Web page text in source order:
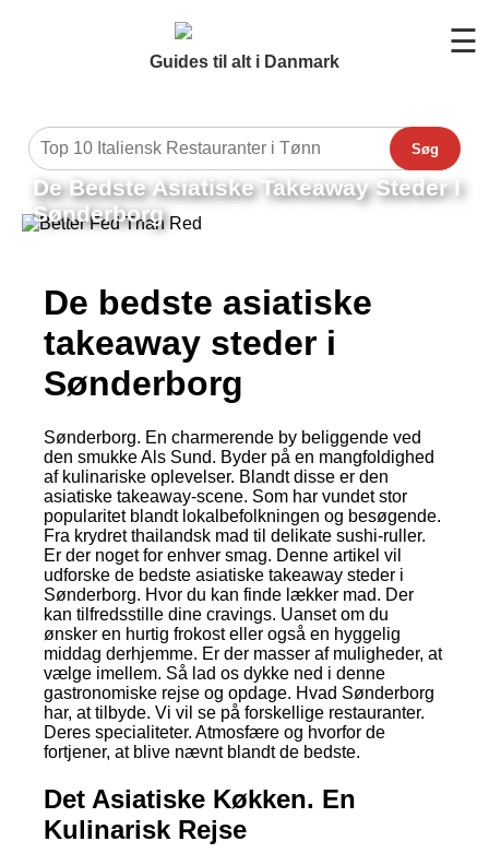
Guides til alt i Danmark
☰
Søg
De Bedste Asiatiske Takeaway Steder I
Sønderborg
De bedste asiatiske
takeaway steder i
Sønderborg
Sønderborg. En charmerende by beliggende ved
den smukke Als Sund. Byder på en mangfoldighed
af kulinariske oplevelser. Blandt disse er den
asiatiske takeaway-scene. Som har vundet stor
popularitet blandt lokalbefolkningen og besøgende.
Fra krydret thailandsk mad til delikate sushi-ruller.
Er der noget for enhver smag. Denne artikel vil
udforske de bedste asiatiske takeaway steder i
Sønderborg. Hvor du kan finde lækker mad. Der
kan tilfredsstille dine cravings. Uanset om du
ønsker en hurtig frokost eller også en hyggelig
middag derhjemme. Er der masser af muligheder, at
vælge imellem. Så lad os dykke ned i denne
gastronomiske rejse og opdage. Hvad Sønderborg
har, at tilbyde. Vi vil se på forskellige restauranter.
Deres specialiteter. Atmosfære og hvorfor de
fortjener, at blive nævnt blandt de bedste.
Det Asiatiske Køkken. En
Kulinarisk Rejse